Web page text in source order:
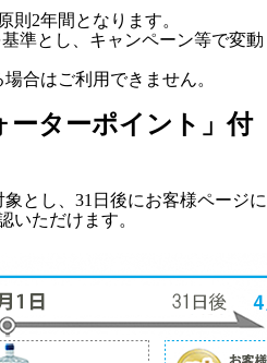
2年間となります。
準とし、キャンペーン等で変動
合はご利用できません。
ーターポイント」付
とし、31日後にお客様ページに
いただけます。